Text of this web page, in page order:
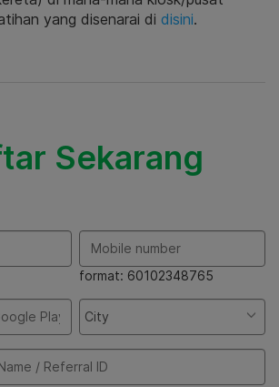
yang disenarai di disini.
Sekarang
format: 60102348765